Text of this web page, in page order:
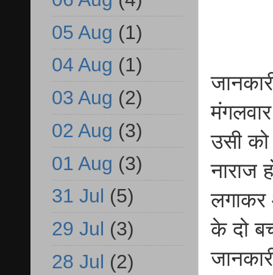
उसी
नाराज
के दो
05 Aug (1)
04 Aug (1)
03 Aug (2)
02 Aug (3)
01 Aug (3)
31 Jul (5)
29 Jul (3)
28 Jul (2)